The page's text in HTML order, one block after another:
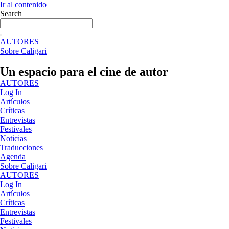
Ir al contenido
Search
AUTORES
Sobre Caligari
Un espacio para el cine de autor
AUTORES
Log In
Artículos
Críticas
Entrevistas
Festivales
Noticias
Traducciones
Agenda
Sobre Caligari
AUTORES
Log In
Artículos
Críticas
Entrevistas
Festivales